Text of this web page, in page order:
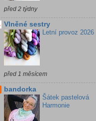
před 2 týdny
Vlněné sestry
Letní provoz 2026
před 1 měsícem
bandorka
Šátek pastelová
Harmonie